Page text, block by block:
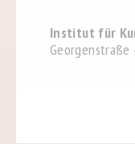
Institut für
Georgenstraße